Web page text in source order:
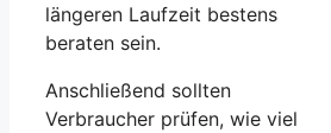
längeren Laufzeit bestens
beraten sein.
Anschließend sollten
Verbraucher prüfen, wie viel